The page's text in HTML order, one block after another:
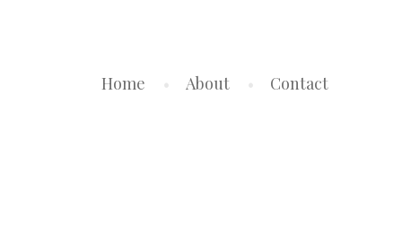
Home About Contact